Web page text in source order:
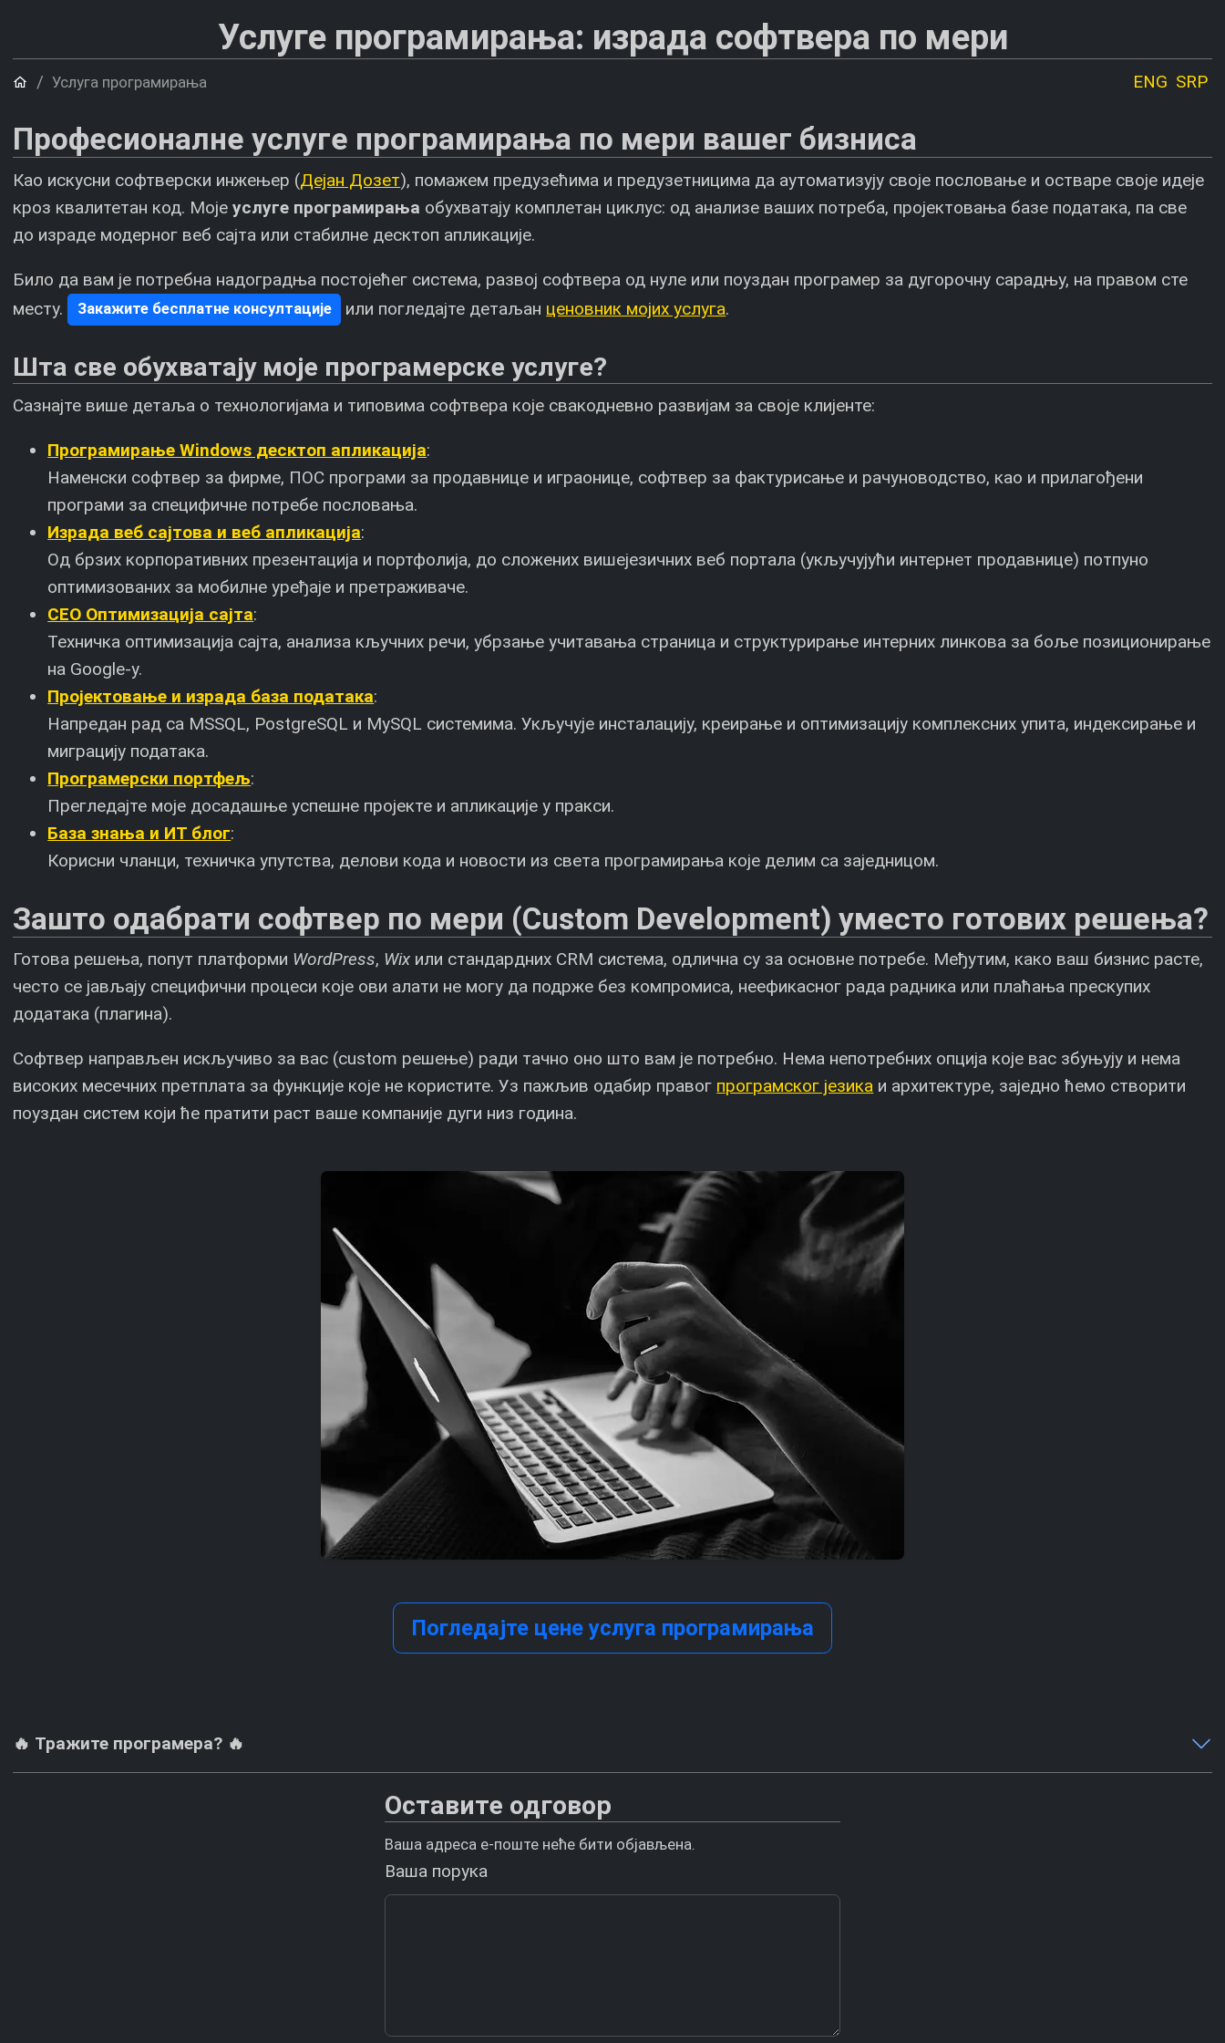
Услуге програмирања: израда софтвера по мери
Почетна
Услуга програмирања ENG SRP
Професионалне услуге програмирања по мери вашег бизниса
Као искусни софтверски инжењер (Дејан Дозет), помажем предузећима и предузетницима да аутоматизују своје пословање и остваре своје идеје
кроз квалитетан код. Мојеуслуге програмирања обухватају комплетан циклус: од анализе ваших потреба, пројектовања базе података, па све
до израде модерног веб сајта или стабилне десктоп апликације.
Било да вам је потребна надоградња постојећег система, развој софтвера од нуле или поуздан програмер за дугорочну сарадњу, на правом сте
месту.
Закажите бесплатне консултације или погледајте детаљан ценовник мојих услуга.
Шта све обухватају моје програмерске услуге?
Сазнајте више детаља о технологијама и типовима софтвера које свакодневно развијам за своје клијенте:
Програмирање Windows десктоп апликација:
Наменски софтвер за фирме, ПОС програми за продавнице и играонице, софтвер за фактурисање и рачуноводство, као и прилагођени
програми за специфичне потребе пословања.
Израда веб сајтова и веб апликација:
Од брзих корпоративних презентација и портфолија, до сложених вишејезичних веб портала (укључујући интернет продавнице) потпуно
оптимизованих за мобилне уређаје и претраживаче.
СЕО Оптимизација сајта:
Техничка оптимизација сајта, анализа кључних речи, убрзање учитавања страница и структурирање интерних линкова за боље позиционирање
на Google-у.
Пројектовање и израда база података:
Напредан рад са MSSQL, PostgreSQL и MySQL системима. Укључује инсталацију, креирање и оптимизацију комплексних упита, индексирање и
миграцију података.
Програмерски портфељ:
Прегледајте моје досадашње успешне пројекте и апликације у пракси.
База знања и ИТ блог:
Корисни чланци, техничка упутства, делови кода и новости из света програмирања које делим са заједницом.
Зашто одабрати софтвер по мери (Custom Development) уместо готових решења?
Готова решења, попут платформи WordPress, Wix или стандардних CRM система, одлична су за основне потребе. Међутим, како ваш бизнис расте,
често се јављају специфични процеси које ови алати не могу да подрже без компромиса, неефикасног рада радника или плаћања прескупих
додатака (плагина).
Софтвер направљен искључиво за вас (custom решење) ради тачно оно што вам је потребно. Нема непотребних опција које вас збуњују и нема
високих месечних претплата за функције које не користите. Уз пажљив одабир правог програмског језика и архитектуре, заједно ћемо створити
поуздан систем који ће пратити раст ваше компаније дуги низ година.
Погледајте цене услуга програмирања
🔥 Тражите програмера? 🔥
Оставите одговор
Ваша адреса е-поште неће бити објављена.
Ваша порука